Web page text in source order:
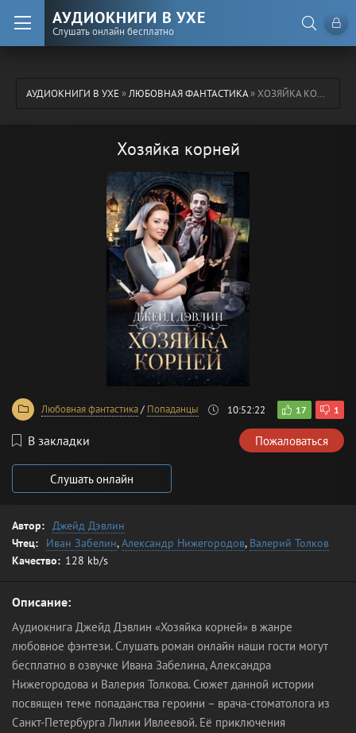
АУДИОКНИГИ В УХЕ
Слушать онлайн бесплатно
АУДИОКНИГИ В УХЕ»ЛЮБОВНАЯ ФАНТАСТИКА» ХОЗЯЙКА КОРНЕЙ
Хозяйка корней
Любовная фантастика/ Попаданцы 10:52:22 17 1
В закладки Пожаловаться
Слушать онлайн
Автор: Джейд Дэвлин
Чтец:
Иван Забелин,Александр Нижегородов, Валерий Толков
Качество: 128 kb/s
Описание:
Аудиокнига Джейд Дэвлин «Хозяйка корней» в жанре
любовное фэнтези. Слушать роман онлайн наши гости могут
бесплатно в озвучке Ивана Забелина, Александра
Нижегородова и Валерия Толкова. Сюжет данной истории
посвящен теме попаданства героини – врача-стоматолога из
Санкт-Петербурга Лилии Ивлеевой. Её приключения